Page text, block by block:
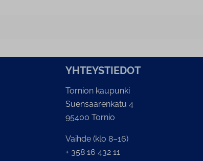
YH­TEYS­TIE­DOT
Tornion kaupunki
Suensaarenkatu 4
95400 Tornio
Vaihde (klo 8–16)
+ 358 16 432 11